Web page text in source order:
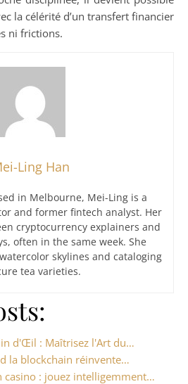
la célérité d’un transfert financier
ni frictions.
Ling Han
in Melbourne, Mei-Ling is a
and former fintech analyst. Her
cryptocurrency explainers and
often in the same week. She
skylines and cataloging
tea varieties.
d'Œil : Maîtrisez l'Art du…
la blockchain réinvente…
casino : jouez intelligemment…